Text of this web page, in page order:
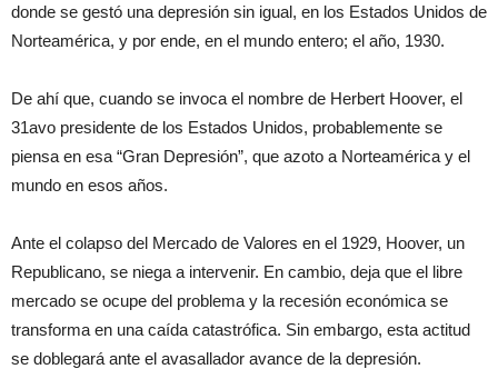
donde se gestó una depresión sin igual, en los Estados Unidos de
Norteamérica, y por ende, en el mundo entero; el año, 1930.
De ahí que, cuando se invoca el nombre de Herbert Hoover, el
31avo presidente de los Estados Unidos, probablemente se
piensa en esa “Gran Depresión”, que azoto a Norteamérica y el
mundo en esos años.
Ante el colapso del Mercado de Valores en el 1929, Hoover, un
Republicano, se niega a intervenir. En cambio, deja que el libre
mercado se ocupe del problema y la recesión económica se
transforma en una caída catastrófica. Sin embargo, esta actitud
se doblegará ante el avasallador avance de la depresión.